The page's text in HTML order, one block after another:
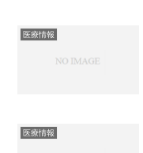
医療情報
医療情報